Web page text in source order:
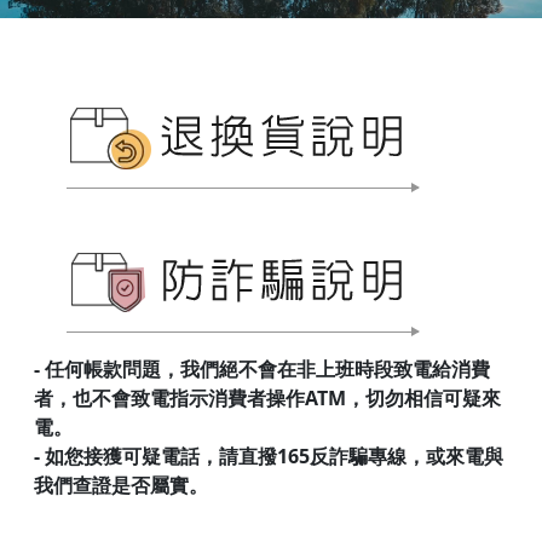
- 任何帳款問題，我們絕不會在非上班時段致電給消費
者，也不會致電指示消費者操作ATM，切勿相信可疑來
電。
- 如您接獲可疑電話，請直撥165反詐騙專線，或來電與
我們查證是否屬實。